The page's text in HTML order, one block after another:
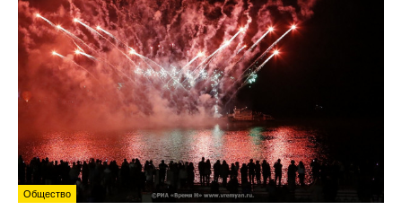
Общество